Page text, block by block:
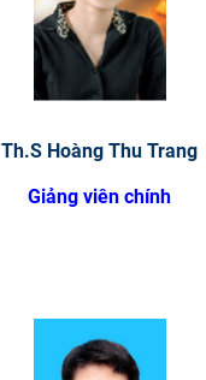
Th.S Hoàng Thu Trang
Giảng viên chính